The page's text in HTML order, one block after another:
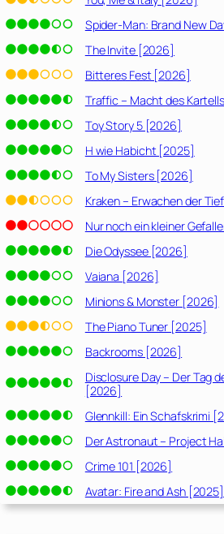
Spider-Man: Brand New
The Invite [2026]
Bitteres Fest [2026]
Traffic – Macht des
Toy Story 5 [2026]
H wie Habicht [2025]
To My Sisters [2026]
Kraken – Erwachen der
Nur noch ein kleiner
Die Odyssee [2026]
Vaiana [2026]
Minions & Monster [2026]
The Piano Tuner [2025]
Backrooms [2026]
Disclosure Day – Der Tag
[2026]
Glennkill: Ein Schafskrimi
Der Astronaut – Project
Crime 101 [2026]
Avatar: Fire and Ash [2025]